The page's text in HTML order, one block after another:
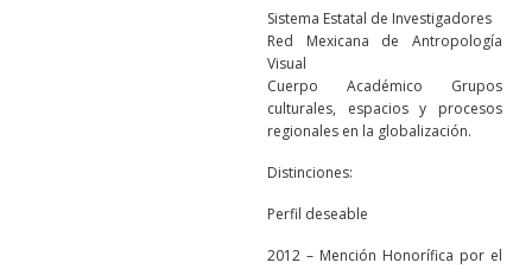
Sistema Estatal de Investigadores
Red Mexicana de Antropología
Visual
Cuerpo Académico Grupos
culturales, espacios y procesos
regionales en la globalización.
Distinciones:
Perfil deseable
2012 – Mención Honorífica por el